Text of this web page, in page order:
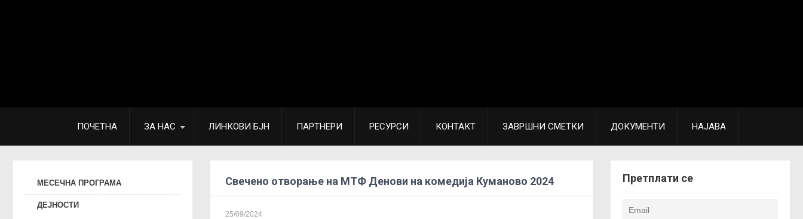
ПОЧЕТНА ЗА НАС ЛИНКОВИ БЈН ПАРТНЕРИ РЕСУРСИ КОНТАКТ ЗАВРШНИ СМЕТКИ ДОКУМЕНТИ НАЈАВА
МЕСЕЧНА ПРОГРАМА
ДЕЈНОСТИ
Свечено отворање на МТФ Денови на комедија Куманово 2024
25/09/2024
Претплати се